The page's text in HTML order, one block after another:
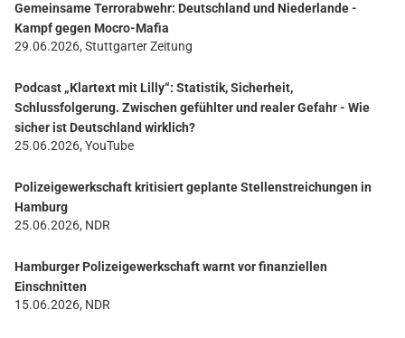
Gemeinsame Terrorabwehr: Deutschland und Niederlande -
Kampf gegen Mocro-Mafia
29.06.2026, Stuttgarter Zeitung
Podcast „Klartext mit Lilly“: Statistik, Sicherheit,
Schlussfolgerung. Zwischen gefühlter und realer Gefahr - Wie
sicher ist Deutschland wirklich?
25.06.2026, YouTube
Polizeigewerkschaft kritisiert geplante Stellenstreichungen in
Hamburg
25.06.2026, NDR
Hamburger Polizeigewerkschaft warnt vor finanziellen
Einschnitten
15.06.2026, NDR